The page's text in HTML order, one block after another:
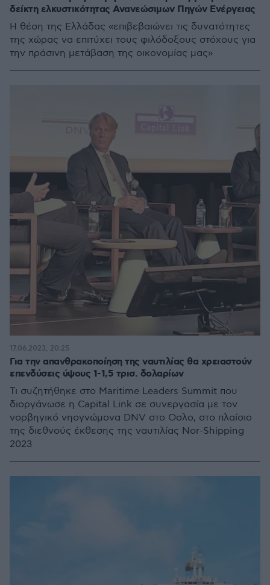
δείκτη ελκυστικότητας Ανανεώσιμων Πηγών Ενέργειας
Η θέση της Ελλάδας «επιβεβαιώνει τις δυνατότητες
της χώρας να επιτύχει τους φιλόδοξους στόχους για
την πράσινη μετάβαση της οικονομίας μας»
Για την απανθρακοποίηση της ναυτιλίας θα χρειαστούν
επενδύσεις ύψους 1-1,5 τρισ. δολαρίων
Τι συζητήθηκε στο Maritime Leaders Summit που
διοργάνωσε η Capital Link σε συνεργασία με τον
νορβηγικό νηογνώμονα DNV στο Οσλο, στο πλαίσιο
της διεθνούς έκθεσης της ναυτιλίας Nor-Shipping
2023
17.06.2023, 20:25